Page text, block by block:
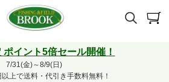
イント5倍セール開催！
7/31(金)～8/9(日)
上で送料・代引き手数料無料！